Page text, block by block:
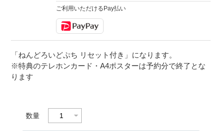
ご利用いただけるPay払い
「ねんどろいどぷち リセット付き」になります。
※特典のテレホンカード・A4ポスターは予約分で終了とな
ります
数量